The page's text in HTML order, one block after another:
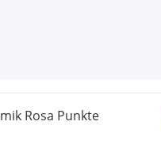
Rosa Punkte